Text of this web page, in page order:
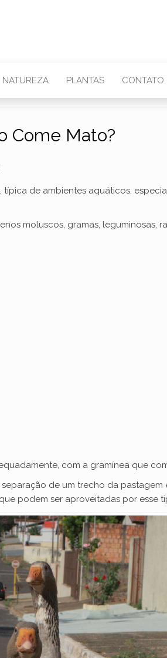
NATUREZA PLANTAS CONTATO
Come Mato?
típica de ambientes aquáticos,
moluscos, gramas, leguminosas,
com a gramínea que
de um trecho da
podem ser aproveitadas por esse